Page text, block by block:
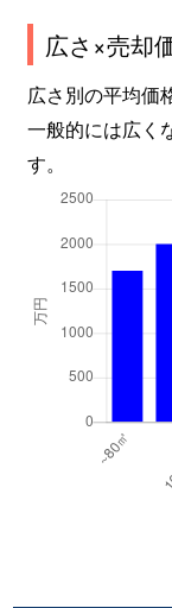
広さ×売却
広さ別の平均価
一般的には広く
す。